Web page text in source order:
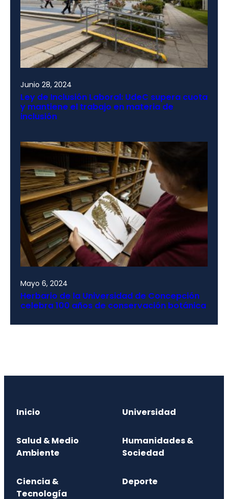
Junio 28, 2024
Ley de Inclusión Laboral: UdeC supera cuota
y mantiene el trabajo en materia de
inclusión
Mayo 6, 2024
Herbario de la Universidad de Concepción
celebra 100 años de conservación botánica
Inicio Universidad
Salud & Medio
Ambiente
Humanidades &
Sociedad
Ciencia &
Tecnología
Deporte